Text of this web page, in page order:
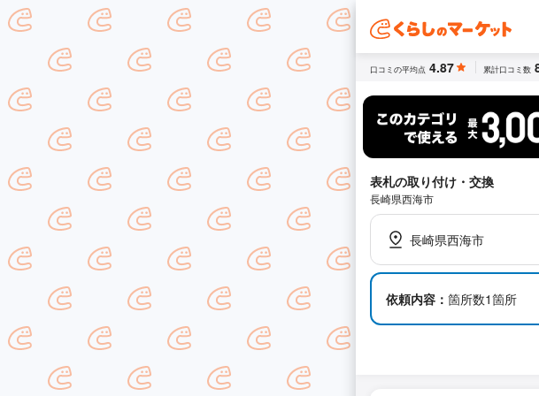
口コミの平均点 4.87 累計口コミ数
表札の取り付け・交換
長崎県西海市
長崎県西海市
依頼内容： 箇所数1箇所